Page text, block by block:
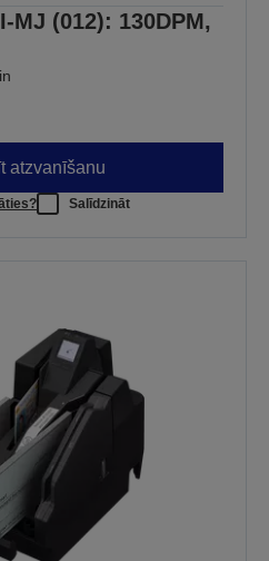
MJ (012): 130DPM,
atzvanīšanu
Salīdzināt